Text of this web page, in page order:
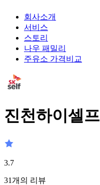
회사소개
서비스
스토리
나우 패밀리
주유소 가격비교
진천하이셀프
3.7
31개의 리뷰